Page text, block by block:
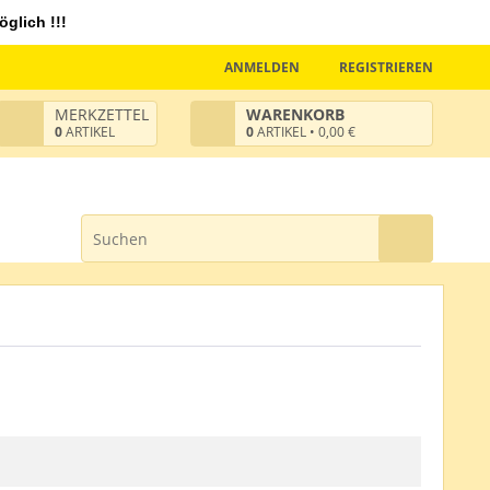
!!!
REGISTRIEREN
ANMELDEN
WARENKORB
0ARTIKEL • 0,00 €
MERKZETTEL
0ARTIKEL